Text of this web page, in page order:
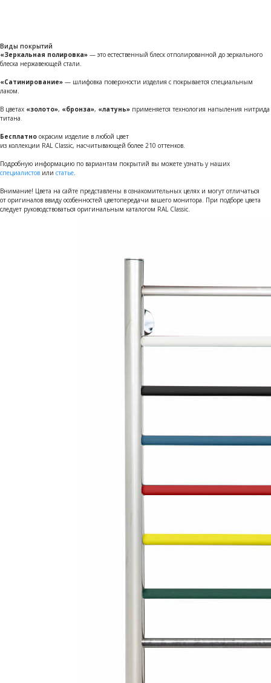
Виды покрытий
«Зеркальная полировка» — это естественный блеск отполированной до зеркального
блеска нержавеющей стали.
«Сатинирование» — шлифовка поверхности изделия с покрывается специальным
лаком.
В цветах «золото», «бронза», «латунь» применяется технология напыления нитрида
титана.
Бесплатно окрасим изделие в любой цвет
из коллекции RAL Classic, насчитывающей более 210 оттенков.
Подробную информацию по вариантам покрытий вы можете узнать у наших
специалистов или статье.
Внимание! Цвета на сайте представлены в ознакомительных целях и могут отличаться
от оригиналов ввиду особенностей цветопередачи вашего монитора. При подборе цвета
следует руководствоваться оригинальным каталогом RAL Classic.